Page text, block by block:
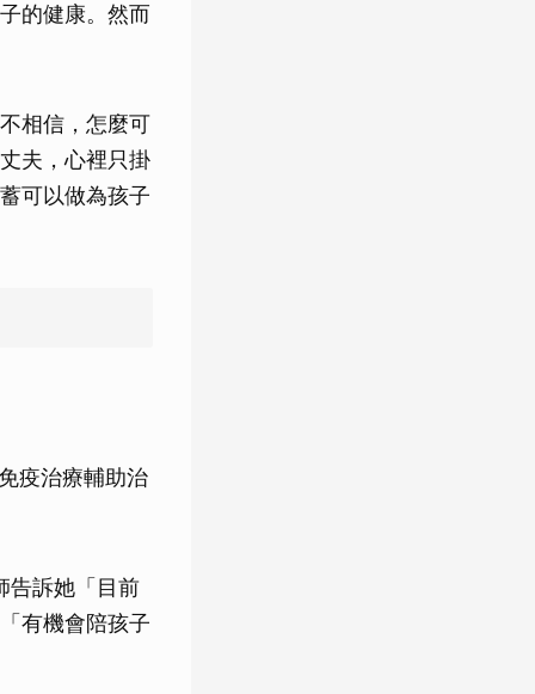
的健康。然而
相信，怎麼可
夫，心裡只掛
可以做為孩子
疫治療輔助治
告訴她「目前
有機會陪孩子